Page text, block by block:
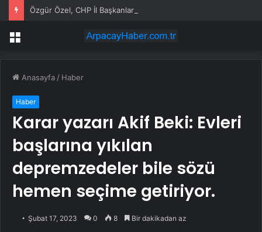
Özgür Özel, CHP İl Başkanlarıyla Toplandı
Menü
Anasayfa / Haber
Haber
Karar yazarı Akif Beki: Evleri
başlarına yıkılan
depremzedeler bile sözü
hemen seçime getiriyor.
Şubat 17, 2023 0 8 Bir dakikadan az